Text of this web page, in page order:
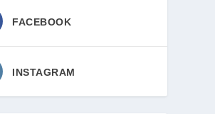
FACEBOOK
INSTAGRAM